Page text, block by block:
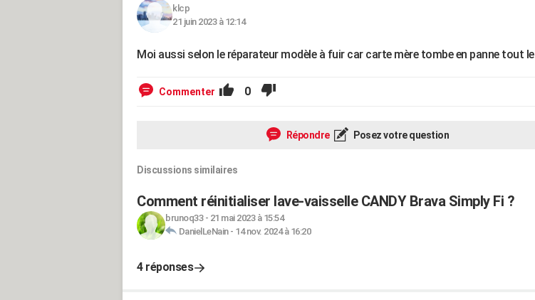
klcp
21 juin 2023 à 12:14
Moi aussi selon le réparateur modèle à fuir car carte mère tombe en panne tout
Commenter 0
Répondre Posez votre question
Discussions similaires
Comment réinitialiser lave-vaisselle CANDY Brava Simply Fi ?
brunoq33- 21 mai 2023 à 15:54
DanielLeNain- 14 nov. 2024 à 16:20
4 réponses